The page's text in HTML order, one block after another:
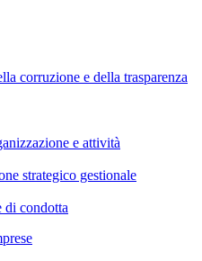
corruzione e della trasparenza
e attività
strategico gestionale
di condotta